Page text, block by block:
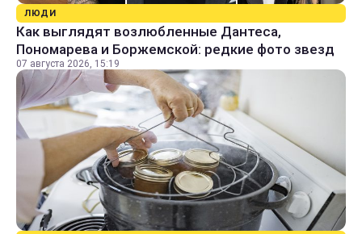
ЛЮДИ
Как выглядят возлюбленные Дантеса,
Пономарева и Боржемской: редкие фото звезд
07 августа 2026, 15:19